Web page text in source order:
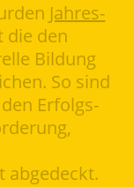
Jahres-
die den
Bildung
So sind
Erfolgs-
abgedeckt.